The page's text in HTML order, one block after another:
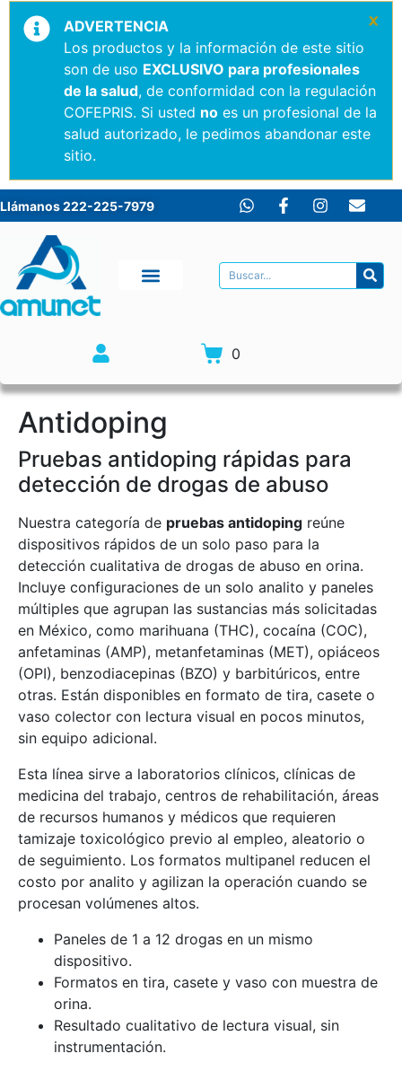
ADVERTENCIA
Los productos y la información de este sitio
son de uso EXCLUSIVO para profesionales
de la salud, de conformidad con la regulación
COFEPRIS. Si usted no es un profesional de la
salud autorizado, le pedimos abandonar este
sitio.
×
Llámanos 222-225-7979
0
Antidoping
Pruebas antidoping rápidas para
detección de drogas de abuso
Nuestra categoría de pruebas antidoping reúne
dispositivos rápidos de un solo paso para la
detección cualitativa de drogas de abuso en orina.
Incluye configuraciones de un solo analito y paneles
múltiples que agrupan las sustancias más solicitadas
en México, como marihuana (THC), cocaína (COC),
anfetaminas (AMP), metanfetaminas (MET), opiáceos
(OPI), benzodiacepinas (BZO) y barbitúricos, entre
otras. Están disponibles en formato de tira, casete o
vaso colector con lectura visual en pocos minutos,
sin equipo adicional.
Esta línea sirve a laboratorios clínicos, clínicas de
medicina del trabajo, centros de rehabilitación, áreas
de recursos humanos y médicos que requieren
tamizaje toxicológico previo al empleo, aleatorio o
de seguimiento. Los formatos multipanel reducen el
costo por analito y agilizan la operación cuando se
procesan volúmenes altos.
Paneles de 1 a 12 drogas en un mismo
dispositivo.
Formatos en tira, casete y vaso con muestra de
orina.
Resultado cualitativo de lectura visual, sin
instrumentación.